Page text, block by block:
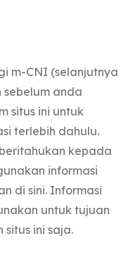
m-CNI (selanjutnya
sebelum anda
situs ini untuk
terlebih dahulu.
kepada
informasi
di sini. Informasi
untuk tujuan
ini saja.